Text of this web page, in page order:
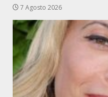
7 Agosto 2026